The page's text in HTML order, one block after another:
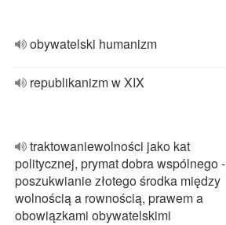
obywatelski humanizm
republikanizm w XIX
traktowaniewolności jako kat
politycznej, prymat dobra wspólnego -
poszukwianie złotego środka między
wolnością a rownością, prawem a
obowiązkami obywatelskimi